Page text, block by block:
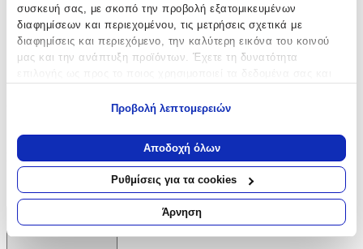
συσκευή σας, με σκοπό την προβολή εξατομικευμένων
διαφημίσεων και περιεχομένου, τις μετρήσεις σχετικά με
διαφημίσεις και περιεχόμενο, την καλύτερη εικόνα του κοινού
μας και την ανάπτυξη προϊόντων. Έχετε τη δυνατότητα
Να συλλέξουμε πληροφορίες σχετικά με τη γεωγραφική
σας τοποθεσία, οι οποίες μπορεί να είναι ακριβείς σε
απόσταση μερικών μέτρων
Να αναγνωρίσουμε τη συσκευή σας σαρώνοντας ενεργά
για συγκεκριμένα χαρακτηριστικά (δακτυλικό αποτύπωμα)
Μάθετε περισσότερα σχετικά με τον τρόπο επεξεργασίας των
προσωπικών σας δεδομένων και καθορίστε τις προτιμήσεις σας
Προβολή λεπτομερειών
Αποδοχή όλων
Ρυθμίσεις για τα cookies
Άρνηση
Μπρελόκ
με Led:
Κατασκευαστής
Χαρακτηριστικά